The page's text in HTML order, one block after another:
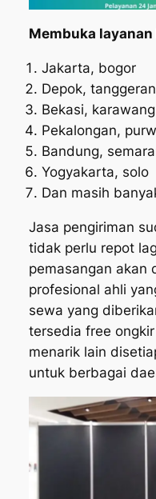
Membuka
Jakarta, bogor
Depok,
Bekasi, karawang
Pekalongan,
Bandung,
Yogyakarta, solo
Dan masih
Jasa pengiriman
tidak perlu repot
pemasangan akan
profesional ahli
sewa yang
tersedia free
menarik lain
untuk berbagai